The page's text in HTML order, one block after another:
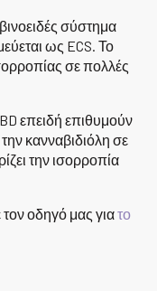
σύστημα
ως ECS. Το
σε πολλές
επειδή επιθυμούν
κανναβιδιόλη σε
την ισορροπία
οδηγό μας γιατο